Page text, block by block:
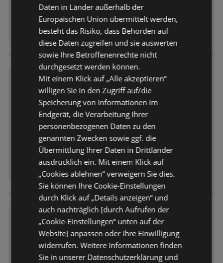
Möbel Ostermann: Neue Möbe
l wirken Wunder.
Prospekt nicht mehr gültig
Abgelaufen am:
Möbel Ostermann: Neue Möbe
l wirken Wunder.
nicht mehr gültig
Abgelaufen am: 19.06.2026
Daten in Länder außerhalb der
Europäischen Union übermittelt werden,
besteht das Risiko, dass Behörden auf
diese Daten zugreifen und sie auswerten
sowie Ihre Betroffenenrechte nicht
durchgesetzt werden können.
Mit einem Klick auf „Alle akzeptieren“
willigen Sie in den Zugriff auf/die
Speicherung von Informationen im
Endgerät, die Verarbeitung Ihrer
personenbezogenen Daten zu den
genannten Zwecken sowie ggf. die
Übermittlung Ihrer Daten in Drittländer
ausdrücklich ein. Mit einem Klick auf
„Cookies ablehnen“ verweigern Sie dies.
Sie können Ihre Cookie-Einstellungen
durch Klick auf „Details anzeigen“ und
auch nachträglich [durch Aufrufen der
„Cookie-Einstellungen“ unten auf der
Website] anpassen oder Ihre Einwilligung
widerrufen. Weitere Informationen finden
Sie in unserer Datenschutzerklärung und